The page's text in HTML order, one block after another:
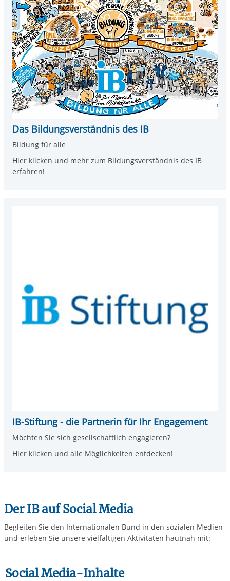
Das Bildungsverständnis des IB
Bildung für alle
Hier klicken und mehr zum Bildungsverständnis des IB
erfahren!
IB-Stiftung - die Partnerin für Ihr Engagement
Möchten Sie sich gesellschaftlich engagieren?
Hier klicken und alle Möglichkeiten entdecken!
Der IB auf Social Media
Begleiten Sie den Internationalen Bund in den sozialen Medien
und erleben Sie unsere vielfältigen Aktivitäten hautnah mit:
Social Media-Inhalte